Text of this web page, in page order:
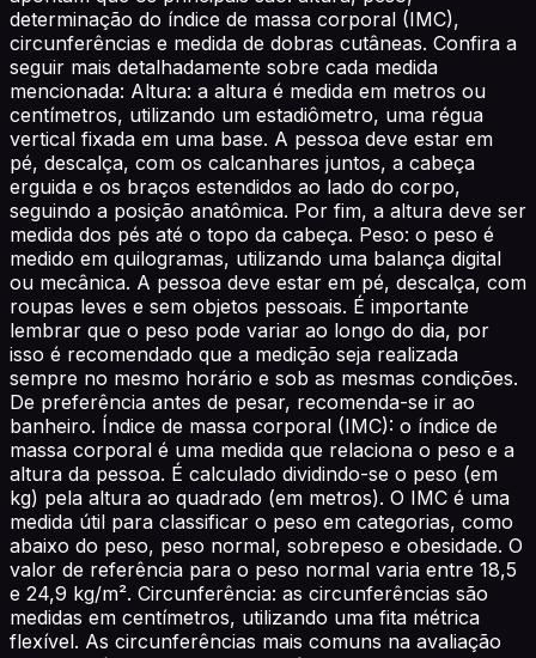
determinação do índice de massa corporal (IMC),
circunferências e medida de dobras cutâneas. Confira a
seguir mais detalhadamente sobre cada medida
mencionada: Altura: a altura é medida em metros ou
centímetros, utilizando um estadiômetro, uma régua
vertical fixada em uma base. A pessoa deve estar em
pé, descalça, com os calcanhares juntos, a cabeça
erguida e os braços estendidos ao lado do corpo,
seguindo a posição anatômica. Por fim, a altura deve ser
medida dos pés até o topo da cabeça. Peso: o peso é
medido em quilogramas, utilizando uma balança digital
ou mecânica. A pessoa deve estar em pé, descalça, com
roupas leves e sem objetos pessoais. É importante
lembrar que o peso pode variar ao longo do dia, por
isso é recomendado que a medição seja realizada
sempre no mesmo horário e sob as mesmas condições.
De preferência antes de pesar, recomenda-se ir ao
banheiro. Índice de massa corporal (IMC): o índice de
massa corporal é uma medida que relaciona o peso e a
altura da pessoa. É calculado dividindo-se o peso (em
kg) pela altura ao quadrado (em metros). O IMC é uma
medida útil para classificar o peso em categorias, como
abaixo do peso, peso normal, sobrepeso e obesidade. O
valor de referência para o peso normal varia entre 18,5
e 24,9 kg/m². Circunferência: as circunferências são
medidas em centímetros, utilizando uma fita métrica
flexível. As circunferências mais comuns na avaliação